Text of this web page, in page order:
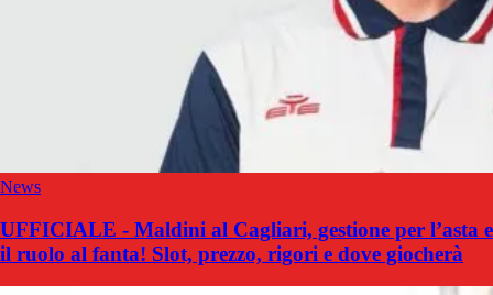
News
UFFICIALE - Maldini al Cagliari, gestione per l’asta e
il ruolo al fanta! Slot, prezzo, rigori e dove giocherà